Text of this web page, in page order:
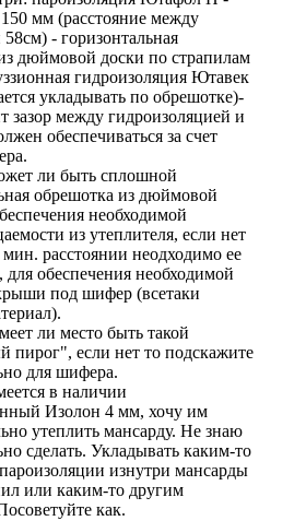
мм (расстояние между
- горизонтальная
дюймовой доски по страпилам
гидроизоляция Ютавек
укладывать по обрешотке)-
зазор между гидроизоляцией и
обеспечиваться за счет
ли быть сплошной
обрешотка из дюймовой
необходимой
из утеплителя, если нет
расстоянии неодходимо ее
для обеспечения необходимой
под шифер (всетаки
ли место быть такой
пирог", если нет то подскажите
для шифера.
в наличии
Изолон 4 мм, хочу им
утеплить мансарду. Не знаю
сделать. Укладывать каким-то
изнутри мансарды
или каким-то другим
как.